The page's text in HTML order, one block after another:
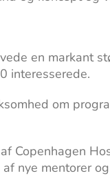
en markant
interesserede.
om
Copenhagen
nye mentorer